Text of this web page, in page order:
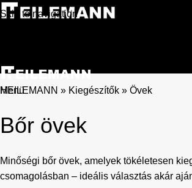
Skip to navigation
Menü
HEILEMANN » Kiegészítők » Övek
Bőr övek
Minőségi bőr övek, amelyek tökéletesen
csomagolásban – ideális választás akár